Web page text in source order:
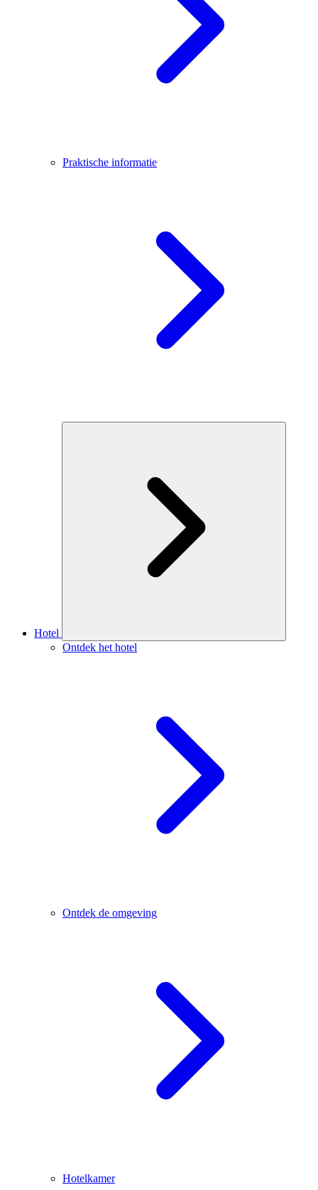
Praktische informatie
Hotel
Ontdek het hotel
Ontdek de omgeving
Hotelkamer